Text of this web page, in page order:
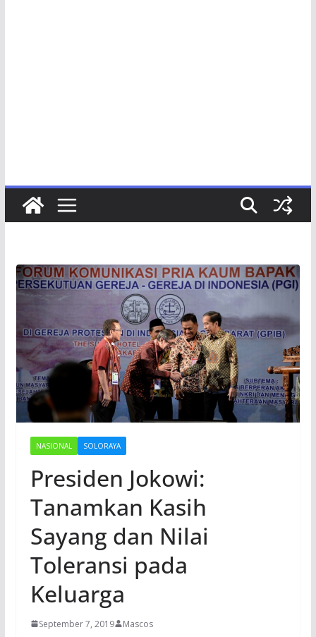
NASIONAL SOLORAYA
Presiden Jokowi:
Tanamkan Kasih
Sayang dan Nilai
Toleransi pada
Keluarga
September 7, 2019 Mascos